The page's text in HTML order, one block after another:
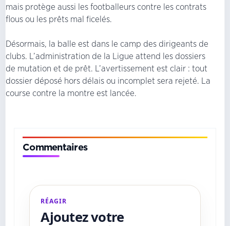
mais protège aussi les footballeurs contre les contrats
flous ou les prêts mal ficelés.
Désormais, la balle est dans le camp des dirigeants de
clubs. L’administration de la Ligue attend les dossiers
de mutation et de prêt. L’avertissement est clair : tout
dossier déposé hors délais ou incomplet sera rejeté. La
course contre la montre est lancée.
Commentaires
RÉAGIR
Ajoutez votre